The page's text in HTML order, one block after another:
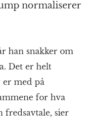
normaliserer
han snakker om
Det er helt
er med på
for hva
fredsavtale, sier